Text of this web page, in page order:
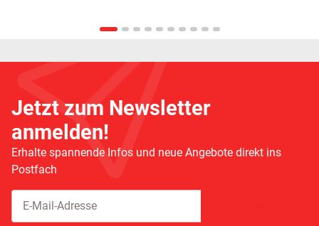
Jetzt zum Newsletter
anmelden!
Erhalte spannende Infos und neue Angebote direkt ins
Postfach